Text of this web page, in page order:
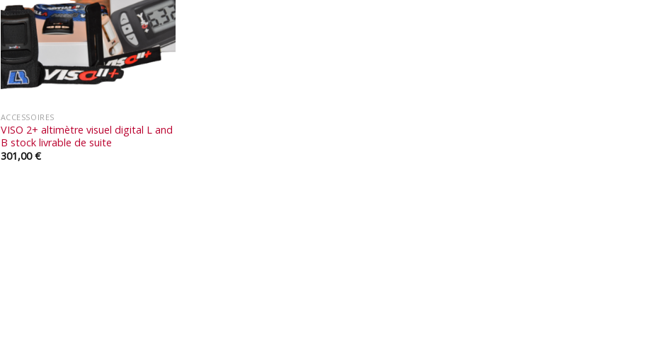
ACCESSOIRES
VISO 2+ altimètre visuel digital L and
B stock livrable de suite
301,00€